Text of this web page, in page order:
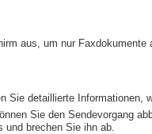
aus, um nur Faxdokumente
Sie detaillierte
Sie den Sendevorgang
und brechen Sie ihn ab.